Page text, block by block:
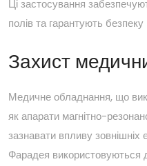
Ці застосування
полів та гарантують безпеку
Захист
Медичне обладнання, що
як апарати магнітно-
зазнавати впливу зовнішніх
Фарадея використовуються